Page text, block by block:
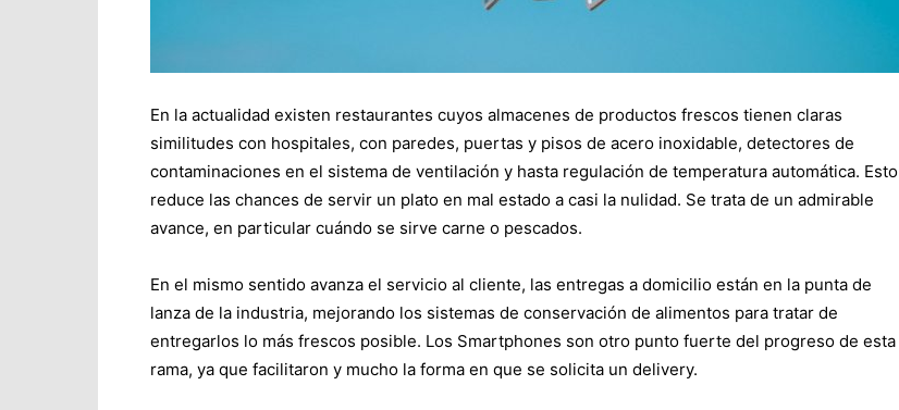
En la actualidad existen restaurantes cuyos almacenes de productos frescos tienen claras
similitudes con hospitales, con paredes, puertas y pisos de acero inoxidable, detectores de
contaminaciones en el sistema de ventilación y hasta regulación de temperatura automática. Esto
reduce las chances de servir un plato en mal estado a casi la nulidad. Se trata de un admirable
avance, en particular cuándo se sirve carne o pescados.
En el mismo sentido avanza el servicio al cliente, las entregas a domicilio están en la punta de
lanza de la industria, mejorando los sistemas de conservación de alimentos para tratar de
entregarlos lo más frescos posible. Los Smartphones son otro punto fuerte del progreso de esta
rama, ya que facilitaron y mucho la forma en que se solicita un delivery.